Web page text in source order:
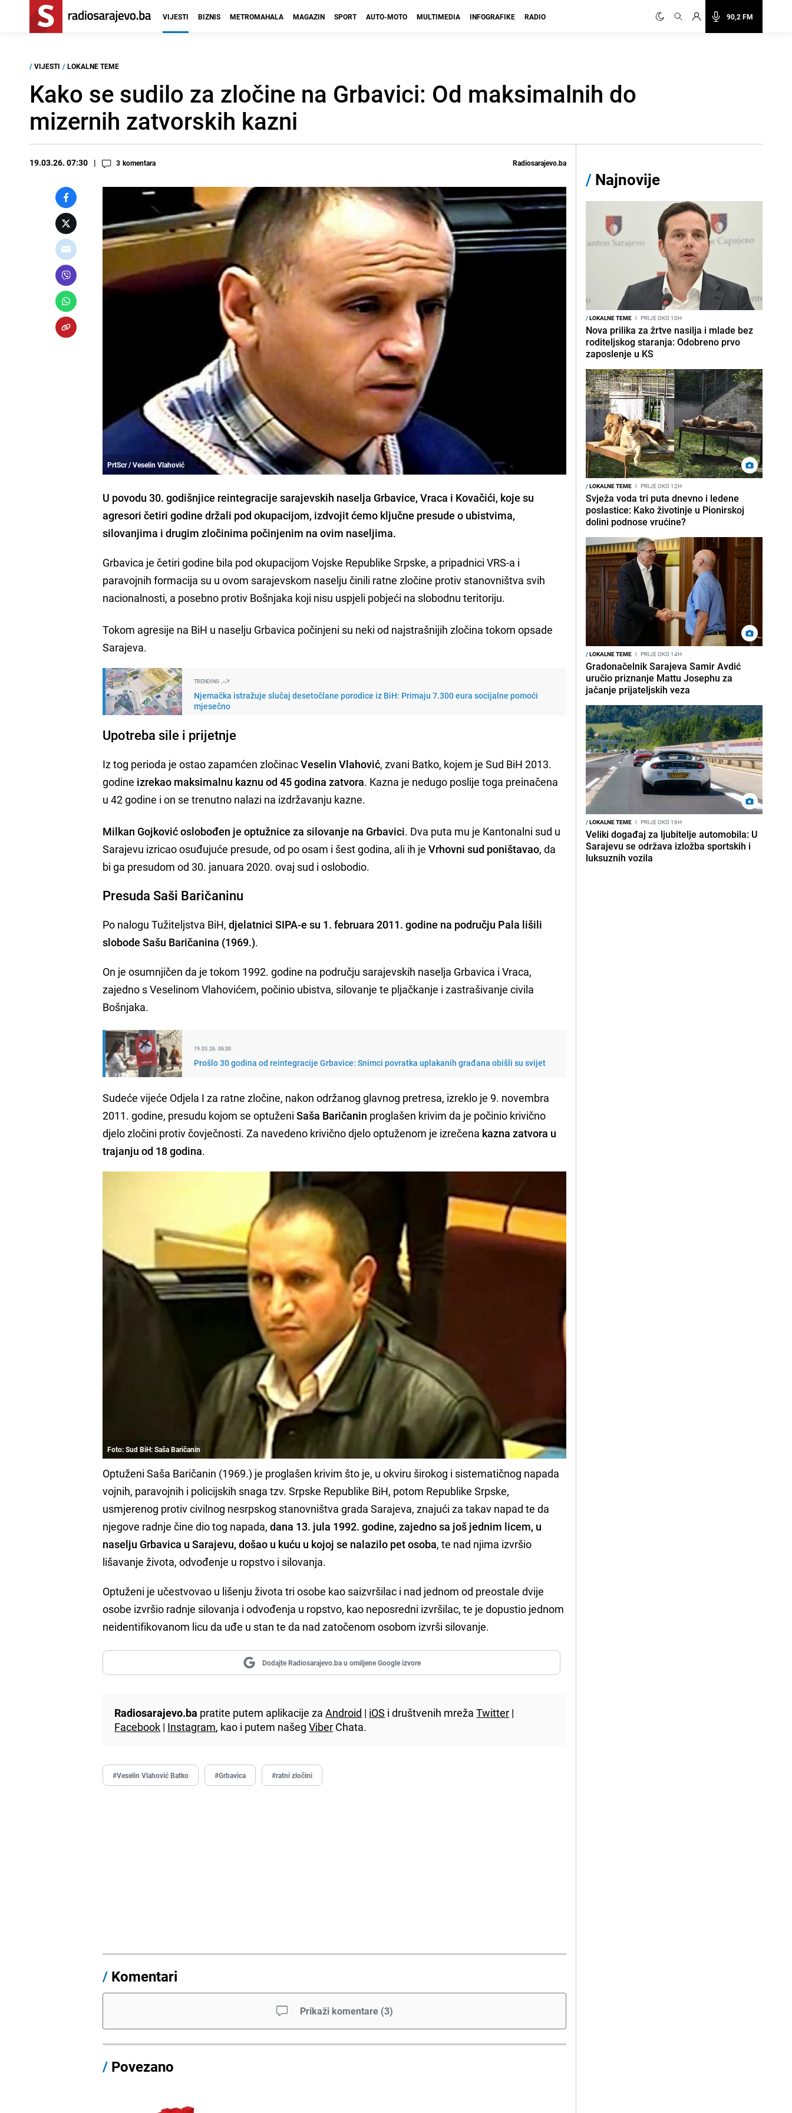
90,2 FM
VIJESTI BIZNIS METROMAHALA MAGAZIN SPORT AUTO-MOTO MULTIMEDIA INFOGRAFIKE RADIO
/ VIJESTI / LOKALNE TEME
Kako se sudilo za zločine na Grbavici: Od maksimalnih do
mizernih zatvorskih kazni
19.03.26. 07:30 3 komentara Radiosarajevo.ba
PrtScr / Veselin Vlahović
U povodu 30. godišnjice reintegracije sarajevskih naselja Grbavice, Vraca i Kovačići, koje su
agresori četiri godine držali pod okupacijom, izdvojit ćemo ključne presude o ubistvima,
silovanjima i drugim zločinima počinjenim na ovim naseljima.
Grbavica je četiri godine bila pod okupacijom Vojske Republike Srpske, a pripadnici VRS-a i
paravojnih formacija su u ovom sarajevskom naselju činili ratne zločine protiv stanovništva svih
nacionalnosti, a posebno protiv Bošnjaka koji nisu uspjeli pobjeći na slobodnu teritoriju.
Tokom agresije na BiH u naselju Grbavica počinjeni su neki od najstrašnijih zločina tokom opsade
Sarajeva.
TRENDING
Njemačka istražuje slučaj desetočlane porodice iz BiH: Primaju 7.300 eura socijalne pomoći
mjesečno
Upotreba sile i prijetnje
Iz tog perioda je ostao zapamćen zločinacVeselin Vlahović, zvani Batko, kojem je Sud BiH 2013.
godine izrekao maksimalnu kaznu od 45 godina zatvora. Kazna je nedugo poslije toga preinačena
u 42 godine i on se trenutno nalazi na izdržavanju kazne.
Milkan Gojković oslobođen je optužnice za silovanje na Grbavici. Dva puta mu je Kantonalni sud u
Sarajevu izricao osuđujuće presude, od po osam i šest godina, ali ih jeVrhovni sud poništavao, da
bi ga presudom od 30. januara 2020. ovaj sud i oslobodio.
Presuda Saši Baričaninu
Po nalogu Tužiteljstva BiH,djelatnici SIPA-e su 1. februara 2011. godine na području Pala lišili
slobode Sašu Baričanina (1969.).
On je osumnjičen da je tokom 1992. godine na području sarajevskih naselja Grbavica i Vraca,
zajedno s Veselinom Vlahovićem, počinio ubistva, silovanje te pljačkanje i zastrašivanje civila
Bošnjaka.
19.03.26. 06:30
Prošlo 30 godina od reintegracije Grbavice: Snimci povratka uplakanih građana obišli su svijet
Sudeće vijeće Odjela I za ratne zločine, nakon održanog glavnog pretresa, izreklo je 9. novembra
2011. godine, presudu kojom se optuženiSaša Baričanin proglašen krivim da je počinio krivično
djelo zločini protiv čovječnosti. Za navedeno krivično djelo optuženom je izrečena kazna zatvora u
trajanju od 18 godina.
Foto: Sud BiH: Saša Baričanin
Optuženi Saša Baričanin (1969.) je proglašen krivim što je, u okviru širokog i sistematičnog napada
vojnih, paravojnih i policijskih snaga tzv. Srpske Republike BiH, potom Republike Srpske,
usmjerenog protiv civilnog nesrpskog stanovništva grada Sarajeva, znajući za takav napad te da
njegove radnje čine dio tog napada,dana 13. jula 1992. godine, zajedno sa još jednim licem, u
naselju Grbavica u Sarajevu, došao u kuću u kojoj se nalazilo pet osoba, te nad njima izvršio
lišavanje života, odvođenje u ropstvo i silovanja.
Optuženi je učestvovao u lišenju života tri osobe kao saizvršilac i nad jednom od preostale dvije
osobe izvršio radnje silovanja i odvođenja u ropstvo, kao neposredni izvršilac, te je dopustio jednom
neidentifikovanom licu da uđe u stan te da nad zatočenom osobom izvrši silovanje.
Dodajte Radiosarajevo.ba u omiljene Google izvore
Radiosarajevo.ba pratite putem aplikacije zaAndroid | iOS i društvenih mrežaTwitter |
Facebook | Instagram, kao i putem našegViber Chata.
#Veselin Vlahović Batko #Grbavica #ratni zločini
/ Komentari
Prikaži komentare (3)
/ Povezano
/ Najnovije
/LOKALNE TEME I PRIJE OKO 10H
Nova prilika za žrtve nasilja i mlade bez
roditeljskog staranja: Odobreno prvo
zaposlenje u KS
/LOKALNE TEME I PRIJE OKO 12H
Svježa voda tri puta dnevno i ledene
poslastice: Kako životinje u Pionirskoj
dolini podnose vrućine?
/LOKALNE TEME I PRIJE OKO 14H
Gradonačelnik Sarajeva Samir Avdić
uručio priznanje Mattu Josephu za
jačanje prijateljskih veza
/LOKALNE TEME I PRIJE OKO 16H
Veliki događaj za ljubitelje automobila: U
Sarajevu se održava izložba sportskih i
luksuznih vozila